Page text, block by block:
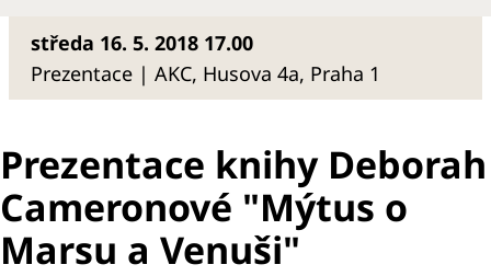
středa 16. 5. 2018 17.00
Prezentace | AKC, Husova 4a, Praha 1
Prezentace knihy Deborah
Cameronové "Mýtus o
Marsu a Venuši"